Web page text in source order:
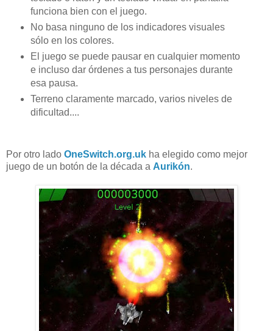
funciona bien con el juego.
No basa ninguno de los indicadores visuales
sólo en los colores.
El juego se puede pausar en cualquier momento
e incluso dar órdenes a tus personajes durante
esa pausa.
Terreno claramente marcado, varios niveles de
dificultad....
Por otro lado OneSwitch.org.uk ha elegido como mejor
juego de un botón de la década a Aurikón.